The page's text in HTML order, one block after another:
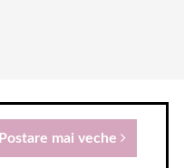
Postare mai veche